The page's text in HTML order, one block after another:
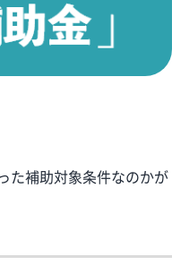
た補助対象条件なのかが